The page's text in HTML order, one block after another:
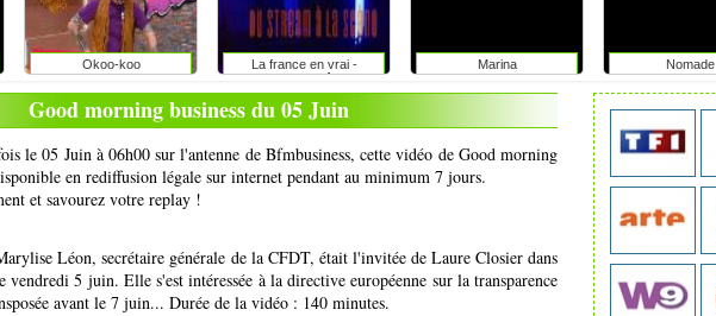
Okoo-koo
La france en vrai -
provence alpes côte d'azur
Marina Nomade
Good morning business du 05 Juin
le 05 Juin à 06h00 sur l'antenne de Bfmbusiness, cette vidéo de Good morning
en rediffusion légale sur internet pendant au minimum 7 jours.
et savourez votre replay !
Léon, secrétaire générale de la CFDT, était l'invitée de Laure Closier dans
vendredi 5 juin. Elle s'est intéressée à la directive européenne sur la transparence
avant le 7 juin... Durée de la vidéo : 140 minutes.